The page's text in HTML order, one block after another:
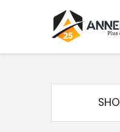
Evenements
Gallery